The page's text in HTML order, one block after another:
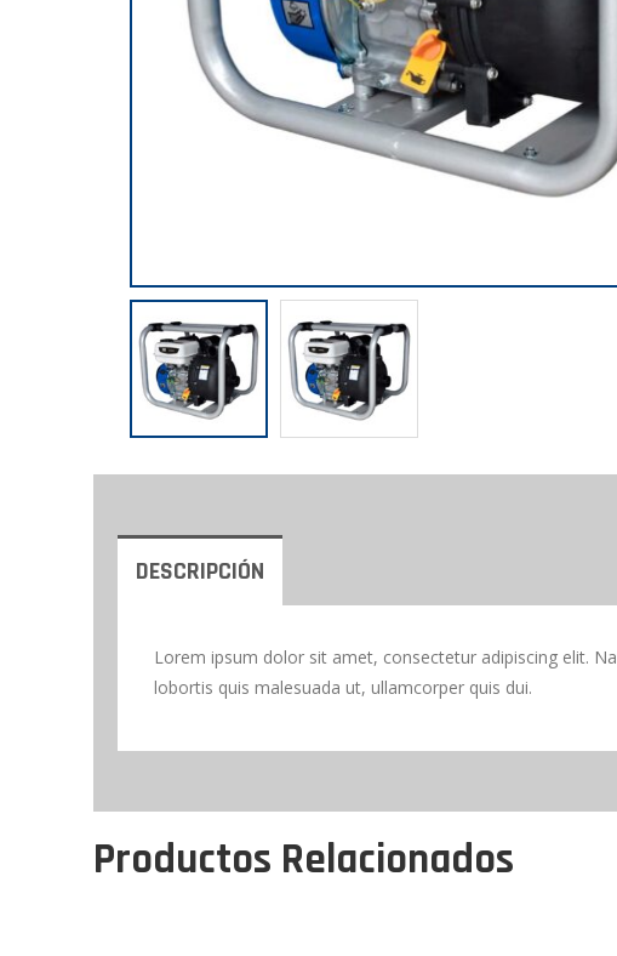
DESCRIPCIÓN
Lorem ipsum dolor sit amet, consectetur adipiscing elit.
lobortis quis malesuada ut, ullamcorper quis dui.
Productos Relacionados